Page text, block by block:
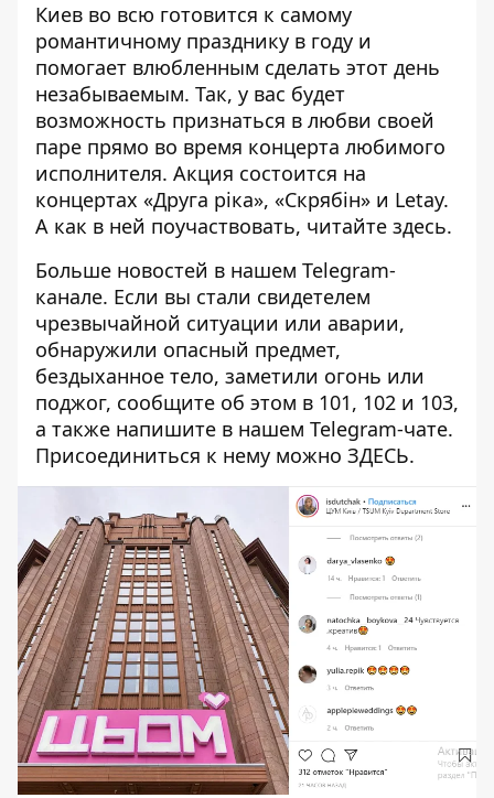
Киев во всю готовится к самому
романтичному празднику в году и
помогает влюбленным сделать этот день
незабываемым. Так, у вас будет
возможность признаться в любви своей
паре прямо во время концерта любимого
исполнителя. Акция состоится на
концертах «Друга ріка», «Скрябін» и Letay.
А как в ней поучаствовать, читайте здесь.
Больше новостей в нашем Telegram-
канале. Если вы стали свидетелем
чрезвычайной ситуации или аварии,
обнаружили опасный предмет,
бездыханное тело, заметили огонь или
поджог, сообщите об этом в 101, 102 и 103,
а также напишите в нашем Telegram-чате.
Присоединиться к нему можно ЗДЕСЬ.